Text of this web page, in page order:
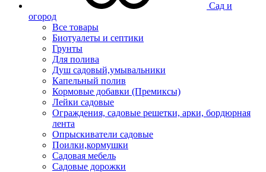
Сад и
огород
Все товары
Биотуалеты и септики
Грунты
Для полива
Душ садовый,умывальники
Капельный полив
Кормовые добавки (Премиксы)
Лейки садовые
Ограждения, садовые решетки, арки, бордюрная
лента
Опрыскиватели садовые
Поилки,кормушки
Садовая мебель
Садовые дорожки